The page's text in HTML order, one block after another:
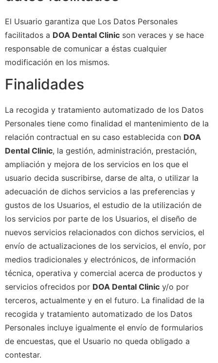
El Usuario garantiza que Los Datos Personales
facilitados a DOA Dental Clinic son veraces y se hace
responsable de comunicar a éstas cualquier
modificación en los mismos.
Finalidades
La recogida y tratamiento automatizado de los Datos
Personales tiene como finalidad el mantenimiento de la
relación contractual en su caso establecida con DOA
Dental Clinic, la gestión, administración, prestación,
ampliación y mejora de los servicios en los que el
usuario decida suscribirse, darse de alta, o utilizar la
adecuación de dichos servicios a las preferencias y
gustos de los Usuarios, el estudio de la utilización de
los servicios por parte de los Usuarios, el diseño de
nuevos servicios relacionados con dichos servicios, el
envío de actualizaciones de los servicios, el envío, por
medios tradicionales y electrónicos, de información
técnica, operativa y comercial acerca de productos y
servicios ofrecidos por DOA Dental Clinic y/o por
terceros, actualmente y en el futuro. La finalidad de la
recogida y tratamiento automatizado de los Datos
Personales incluye igualmente el envío de formularios
de encuestas, que el Usuario no queda obligado a
contestar.